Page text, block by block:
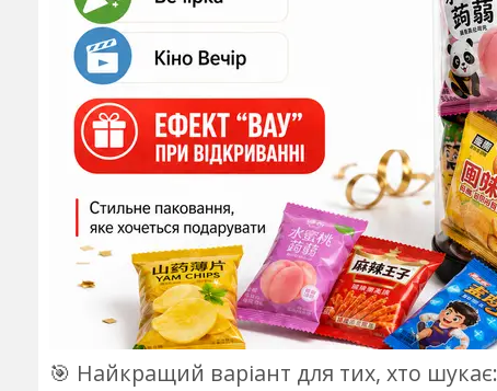
🎯 Найкращий варіант для тих, хто шукає: